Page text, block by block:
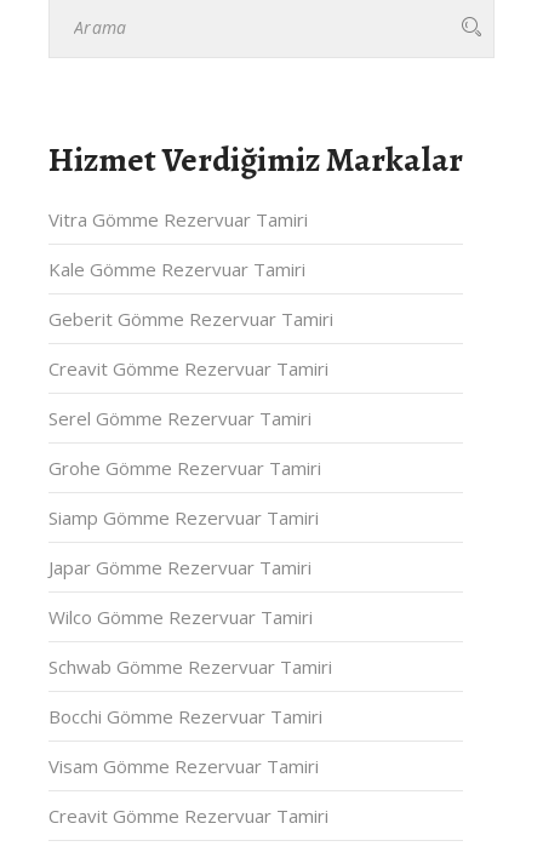
Hizmet Verdiğimiz Markalar
Vitra Gömme Rezervuar Tamiri
Kale Gömme Rezervuar Tamiri
Geberit Gömme Rezervuar Tamiri
Creavit Gömme Rezervuar Tamiri
Serel Gömme Rezervuar Tamiri
Grohe Gömme Rezervuar Tamiri
Siamp Gömme Rezervuar Tamiri
Japar Gömme Rezervuar Tamiri
Wilco Gömme Rezervuar Tamiri
Schwab Gömme Rezervuar Tamiri
Bocchi Gömme Rezervuar Tamiri
Visam Gömme Rezervuar Tamiri
Creavit Gömme Rezervuar Tamiri